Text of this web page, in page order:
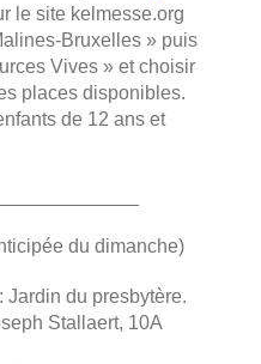
le site kelmesse.org
Bruxelles » puis
Vives » et choisir
places disponibles.
de 12 ans et
du dimanche)
Jardin du presbytère.
Stallaert, 10A